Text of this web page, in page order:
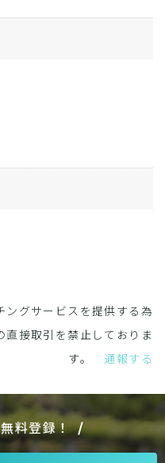
グサービスを提供する為
直接取引を禁止しておりま
す。通報する
料登録！